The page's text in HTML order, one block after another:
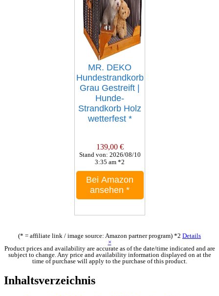
MR. DEKO
Hundestrandkorb
Grau Gestreift |
Hunde-
Strandkorb Holz
wetterfest *
139,00 €
Stand von: 2026/08/10
3:35 am *2
Bei Amazon
ansehen *
(* = affiliate link / image source: Amazon partner program) *2 Details
×
Product prices and availability are accurate as of the date/time indicated and are
subject to change. Any price and availability information displayed on at the
time of purchase will apply to the purchase of this product.
Inhaltsverzeichnis